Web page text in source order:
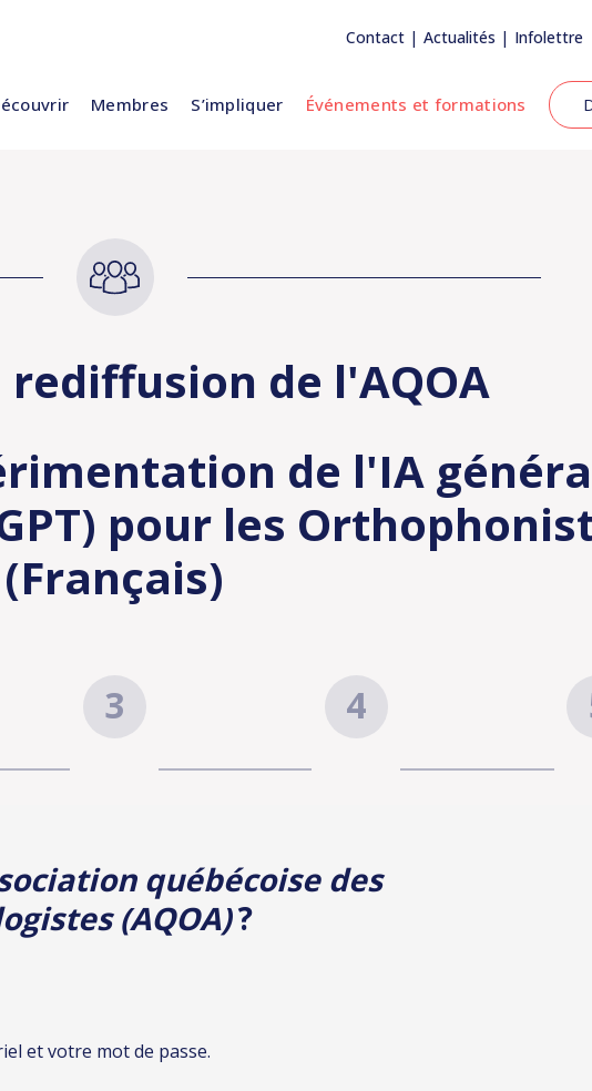
Contact | Actualités | Infolettre
Membres S’impliquer Événements et formations
de l'AQOA
de l'IA
pour les
(Français)
québécoise des
(AQOA)?
et votre mot de passe.